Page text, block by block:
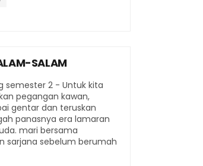
SALAM
semester 2 - Untuk kita
pegangan kawan,
gentar dan teruskan
panasnya era lamaran
mari bersama
sarjana sebelum berumah